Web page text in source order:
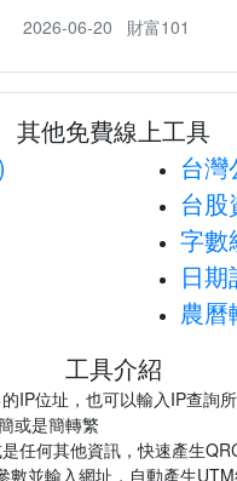
2026-06-20
財富101
其他免費線上工具
台灣
台股
字數
日
農曆
工具介紹
IP位址，也可以輸入IP查詢
或是簡轉繁
任何其他資訊，快速產生
數並輸入網址，自動產生